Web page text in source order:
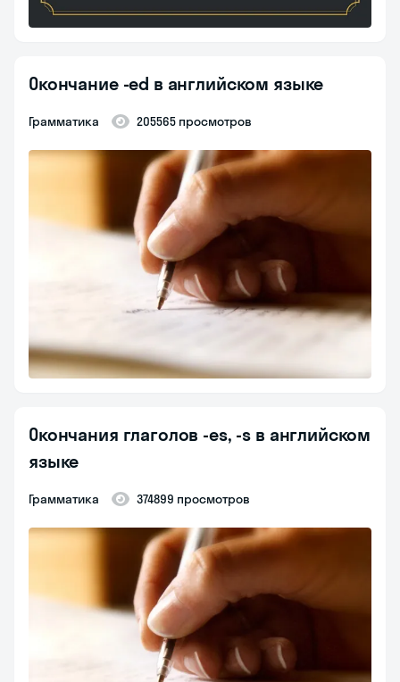
Окончание -ed в английском языке
Грамматика 205565 просмотров
Окончания глаголов -es, -s в английском
языке
Грамматика 374899 просмотров